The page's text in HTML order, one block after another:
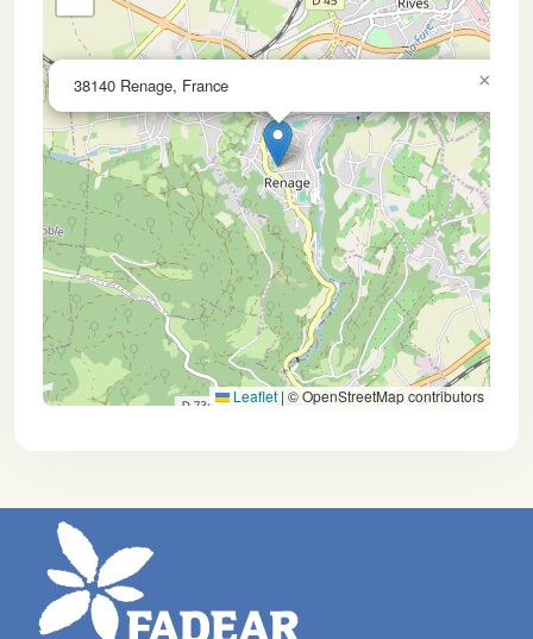
38140 Renage, France ×
Leaflet | © OpenStreetMap contributors